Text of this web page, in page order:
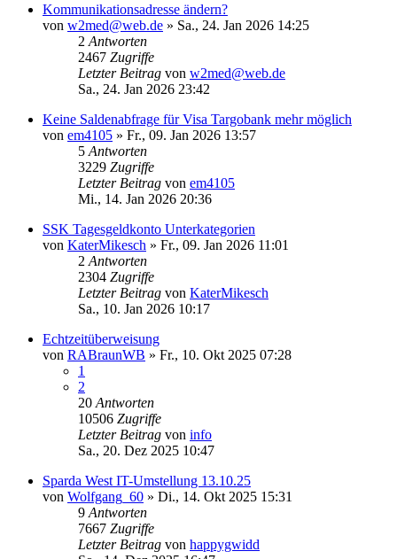
Kommunikationsadresse ändern?
von w2med@web.de » Sa., 24. Jan 2026 14:25
2 Antworten
2467 Zugriffe
Letzter Beitrag von w2med@web.de
Sa., 24. Jan 2026 23:42
Keine Saldenabfrage für Visa Targobank mehr möglich
von em4105 » Fr., 09. Jan 2026 13:57
5 Antworten
3229 Zugriffe
Letzter Beitrag von em4105
Mi., 14. Jan 2026 20:36
SSK Tagesgeldkonto Unterkategorien
von KaterMikesch » Fr., 09. Jan 2026 11:01
2 Antworten
2304 Zugriffe
Letzter Beitrag von KaterMikesch
Sa., 10. Jan 2026 10:17
Echtzeitüberweisung
von RABraunWB » Fr., 10. Okt 2025 07:28
1
2
20 Antworten
10506 Zugriffe
Letzter Beitrag von info
Sa., 20. Dez 2025 10:47
Sparda West IT-Umstellung 13.10.25
von Wolfgang_60 » Di., 14. Okt 2025 15:31
9 Antworten
7667 Zugriffe
Letzter Beitrag von happygwidd